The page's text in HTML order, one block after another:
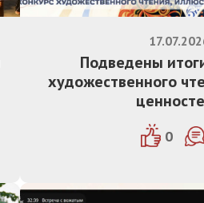
Подведены
художественного
0